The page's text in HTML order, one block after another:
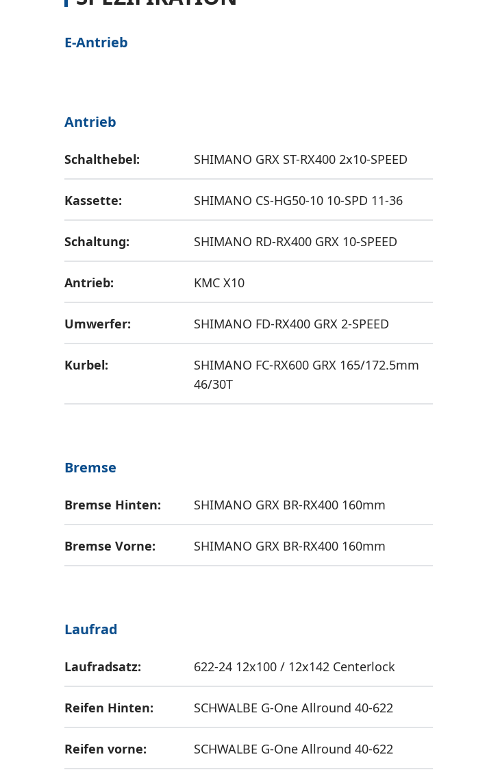
E-Antrieb
Antrieb
Schalthebel: SHIMANO GRX ST-RX400 2x10-SPEED
Kassette: SHIMANO CS-HG50-10 10-SPD 11-36
Schaltung: SHIMANO RD-RX400 GRX 10-SPEED
Antrieb: KMC X10
Umwerfer: SHIMANO FD-RX400 GRX 2-SPEED
Kurbel:
SHIMANO FC-RX600 GRX 165/172.5mm
46/30T
Bremse
Bremse Hinten: SHIMANO GRX BR-RX400 160mm
Bremse Vorne: SHIMANO GRX BR-RX400 160mm
Laufrad
Laufradsatz: 622-24 12x100 / 12x142 Centerlock
Reifen Hinten: SCHWALBE G-One Allround 40-622
Reifen vorne: SCHWALBE G-One Allround 40-622